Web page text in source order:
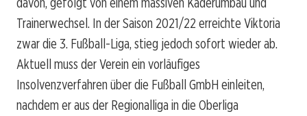
Trainerwechsel. In der Saison 2021/22 erreichte Viktoria
zwar die 3. Fußball-Liga, stieg jedoch sofort wieder ab.
Aktuell muss der Verein ein vorläufiges
Insolvenzverfahren über die Fußball GmbH einleiten,
nachdem er aus der Regionalliga in die Oberliga